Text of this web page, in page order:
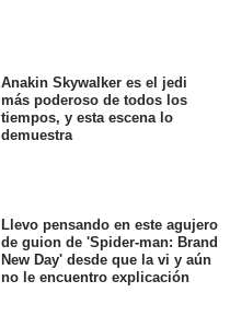
Anakin Skywalker es el jedi
más poderoso de todos los
tiempos, y esta escena lo
demuestra
Llevo pensando en este agujero
de guion de 'Spider-man: Brand
New Day' desde que la vi y aún
no le encuentro explicación